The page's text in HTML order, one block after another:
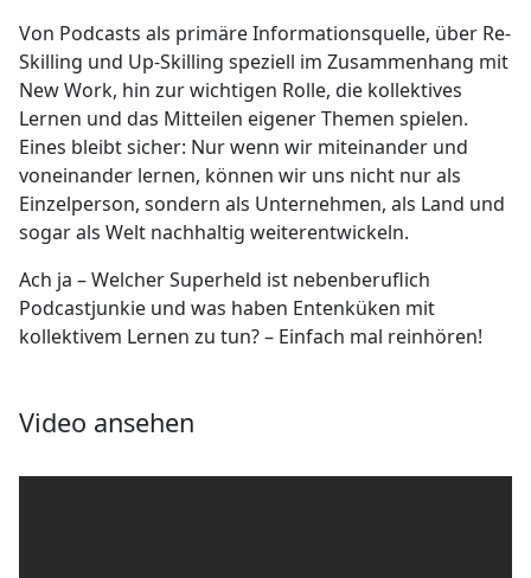
Von Podcasts als primäre Informationsquelle, über Re-
Skilling und Up-Skilling speziell im Zusammenhang mit
New Work, hin zur wichtigen Rolle, die kollektives
Lernen und das Mitteilen eigener Themen spielen.
Eines bleibt sicher: Nur wenn wir miteinander und
voneinander lernen, können wir uns nicht nur als
Einzelperson, sondern als Unternehmen, als Land und
sogar als Welt nachhaltig weiterentwickeln.
Ach ja – Welcher Superheld ist nebenberuflich
Podcastjunkie und was haben Entenküken mit
kollektivem Lernen zu tun? – Einfach mal reinhören!
Video ansehen